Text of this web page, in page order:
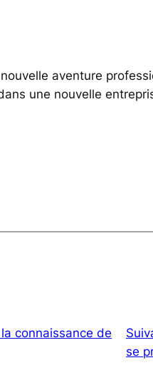
aventure
une nouvelle
connaissance de
se